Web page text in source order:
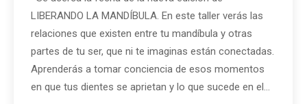
LIBERANDO LA MANDÍBULA. En este taller verás las
relaciones que existen entre tu mandíbula y otras
partes de tu ser, que ni te imaginas están conectadas.
Aprenderás a tomar conciencia de esos momentos
en que tus dientes se aprietan y lo que sucede en el…